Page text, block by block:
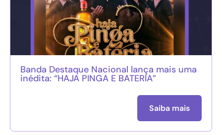
Banda Destaque Nacional lança mais uma
inédita: “HAJA PINGA E BATERIA”
Saiba mais